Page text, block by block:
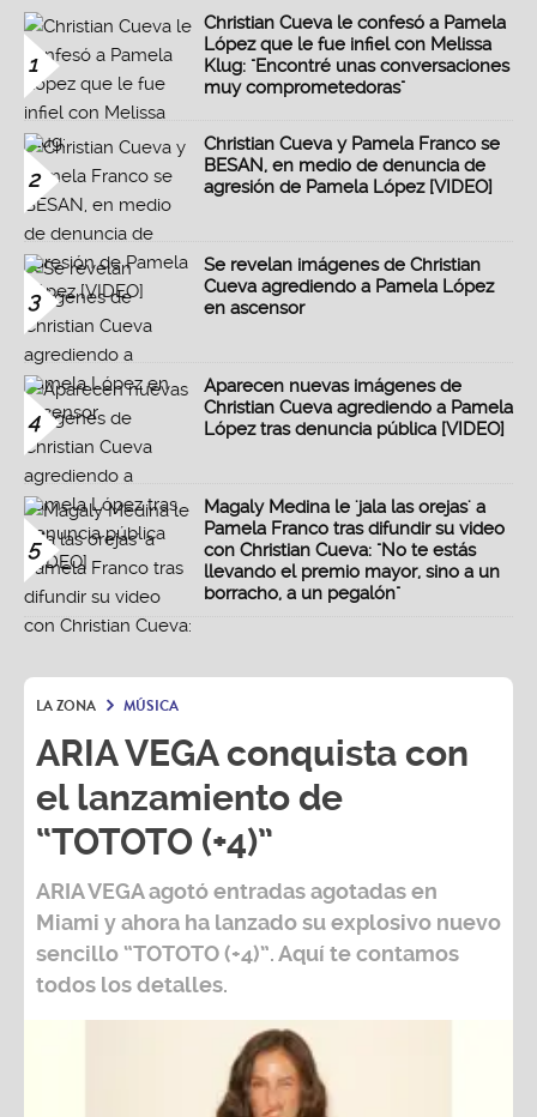
1
Christian Cueva le confesó a Pamela
López que le fue infiel con Melissa
Klug: "Encontré unas conversaciones
muy comprometedoras"
2
Christian Cueva y Pamela Franco se
BESAN, en medio de denuncia de
agresión de Pamela López [VIDEO]
3
Se revelan imágenes de Christian
Cueva agrediendo a Pamela López
en ascensor
4
Aparecen nuevas imágenes de
Christian Cueva agrediendo a Pamela
López tras denuncia pública [VIDEO]
5
Magaly Medina le 'jala las orejas' a
Pamela Franco tras difundir su video
con Christian Cueva: "No te estás
llevando el premio mayor, sino a un
borracho, a un pegalón"
LA ZONA MÚSICA
ARIA VEGA conquista con
el lanzamiento de
“TOTOTO (+4)”
ARIA VEGAagotó entradas agotadas en
Miami y ahora ha lanzado su explosivo nuevo
sencillo “TOTOTO (+4)”. Aquí te contamos
todos los detalles.